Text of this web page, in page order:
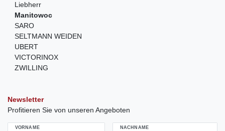
Liebherr
Manitowoc
SARO
SELTMANN WEIDEN
UBERT
VICTORINOX
ZWILLING
Newsletter
Profitieren Sie von unseren Angeboten
VORNAME NACHNAME